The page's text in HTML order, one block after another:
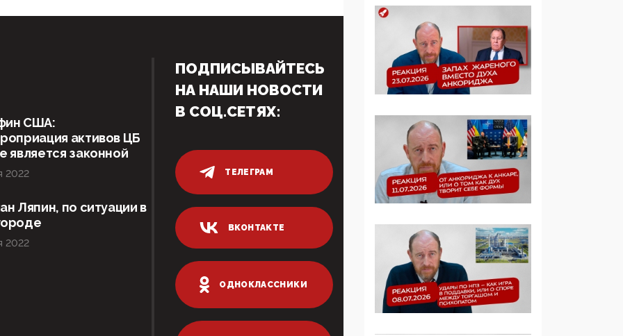
продолжают
определять повестку в
образовании
09:43, 01 Июня 2026
5G за счет здоровья
намерено отобрать у
регионов и
муниципалитетов право
защищать жилые дома
и социальные объекты
от ЭМИ
05:58, 26 Мая 2026
Роскомнадзор
освободили от борца с
деструктивным и
опасным контентом
США:
активов ЦБ
является законной
2022
Ляпин, по ситуации в
2022
ПОДПИСЫВАЙТЕСЬ
НА НАШИ НОВОСТИ
В СОЦ.СЕТЯХ:
ТЕЛЕГРАМ
ВКОНТАКТЕ
ОДНОКЛАССНИКИ